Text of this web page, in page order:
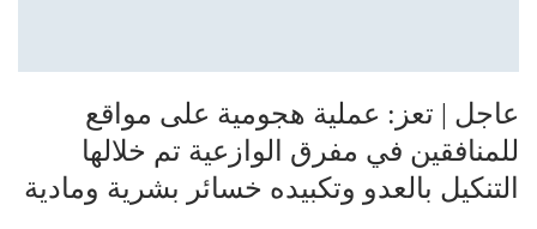
عاجل | تعز: عملية هجومية على مواقع
للمنافقين في مفرق الوازعية تم خلالها
التنكيل بالعدو وتكبيده خسائر بشرية ومادية